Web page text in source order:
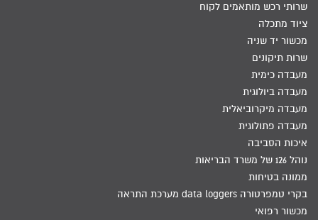
שרותי רכש מותאמים לקוח
ציוד מתכלה
מכשור יד שניה
שרות תיקונים
מעבדה כימית
מעבדה ביולוגית
מעבדה מיקרוביאלית
מעבדה פתולוגית
איכות הסביבה
נוהל 126 של משרד הבריאות
ממונה בטיחות
בקרי טמפרטורה data loggers מערכת התראה
מכשור רפואי